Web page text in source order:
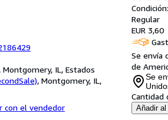
IL, Estados
, Montgomery, IL,
con el vendedor
Regular
EUR 3,60
Se envía
de
Se
Cantidad
Añadir